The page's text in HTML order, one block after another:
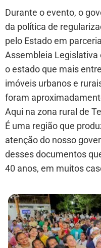
Durante o evento, o
da política de
pelo Estado em
Assembleia Legislativa
o estado que mais
imóveis urbanos e
foram
Aqui na zona rural de
É uma região que
atenção do nosso
desses documentos
40 anos, em muitos